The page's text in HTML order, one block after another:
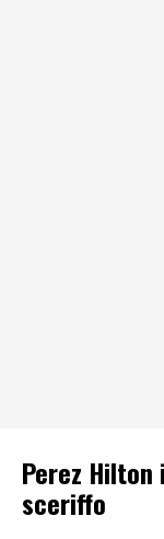
Perez
sceriffo